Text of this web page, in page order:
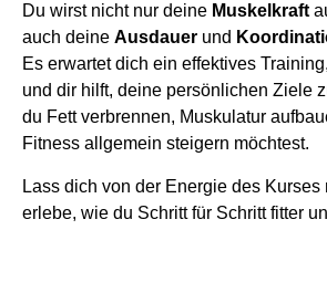
Du wirst nicht nur deine Muskelkraft
auch deine Ausdauer und
Es erwartet dich ein effektives
und dir hilft, deine persönlichen Ziele
du Fett verbrennen, Muskulatur
Fitness allgemein steigern möchtest.
Lass dich von der Energie des Kurses
erlebe, wie du Schritt für Schritt fitter